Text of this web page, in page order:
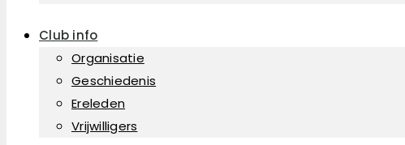
Club info
Organisatie
Geschiedenis
Ereleden
Vrijwilligers